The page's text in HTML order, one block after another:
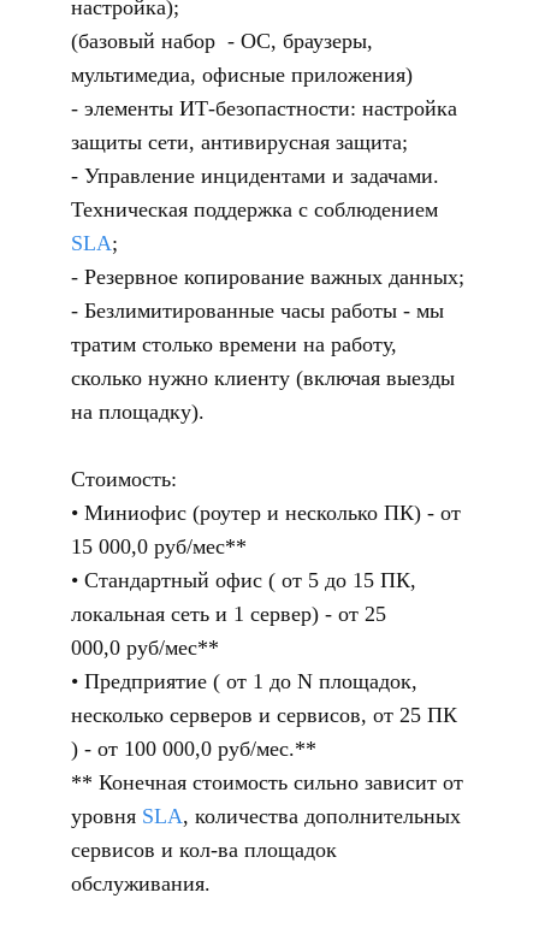
настройка);
(базовый набор - ОС, браузеры,
мультимедиа, офисные приложения)
- элементы ИТ-безопастности: настройка
защиты сети, антивирусная защита;
- Управление инцидентами и задачами.
Техническая поддержка с соблюдением
SLA;
- Резервное копирование важных данных;
- Безлимитированные часы работы - мы
тратим столько времени на работу,
сколько нужно клиенту (включая выезды
на площадку).
Стоимость:
Миниофис (роутер и несколько ПК) - от
15 000,0 руб/мес**
Стандартный офис ( от 5 до 15 ПК,
локальная сеть и 1 сервер) - от 25
000,0 руб/мес**
Предприятие ( от 1 до N площадок,
несколько серверов и сервисов, от 25 ПК
) - от 100 000,0 руб/мес.**
** Конечная стоимость сильно зависит от
уровня SLA, количества дополнительных
сервисов и кол-ва площадок
обслуживания.